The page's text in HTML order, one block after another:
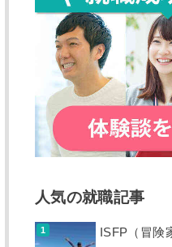
人気の就職記事
ISFP（冒険